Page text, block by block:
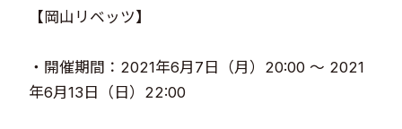
【岡山リベッツ】​​
・開催期間：2021年6月7日（月）20:00 ～ 2021
年6月13日（日）22:00​​